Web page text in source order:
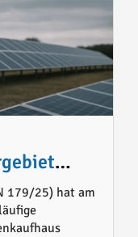
179/25) hat am